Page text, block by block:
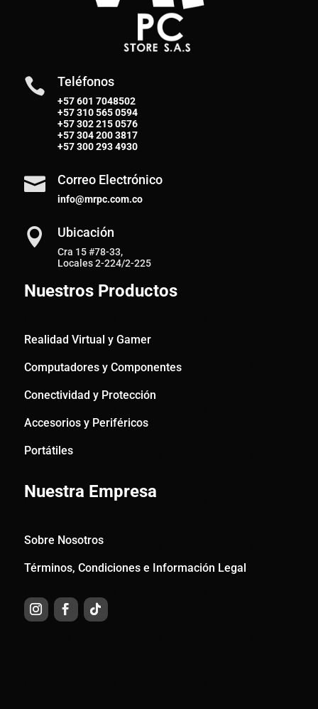
 Teléfonos
+57 601 7048502
+57310 565 0594
+57302 215 0576
+57304 200 3817
+57300 293 4930
 Correo Electrónico
info@mrpc.com.co
 Ubicación
Cra 15 #78-33,
Locales 2-224/2-225
Nuestros Productos
Realidad Virtual y Gamer
Computadores y Componentes
Conectividad y Protección
Accesorios y Periféricos
Portátiles
Nuestra Empresa
Sobre Nosotros
Términos, Condiciones e Información Legal